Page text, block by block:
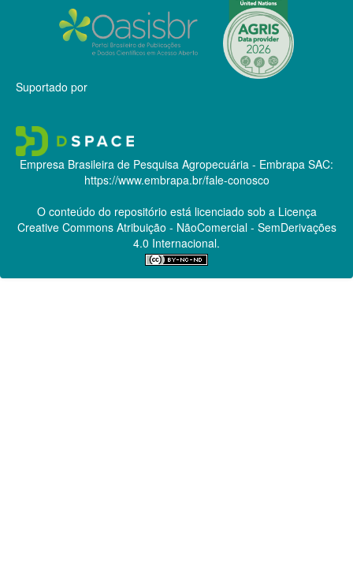
Suportado por
Empresa Brasileira de Pesquisa Agropecuária - Embrapa SAC:
https://www.embrapa.br/fale-conosco
O conteúdo do repositório está licenciado sob a Licença
Creative CommonsAtribuição - NãoComercial - SemDerivações
4.0 Internacional.